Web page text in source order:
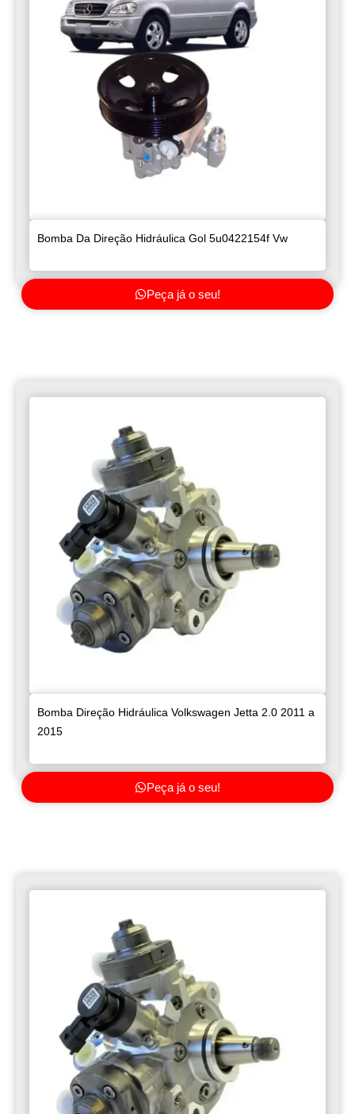
Bomba Da Direção Hidráulica Gol 5u0422154f Vw
Peça já o seu!
Bomba Direção Hidráulica Volkswagen Jetta 2.0 2011 a
2015
Peça já o seu!